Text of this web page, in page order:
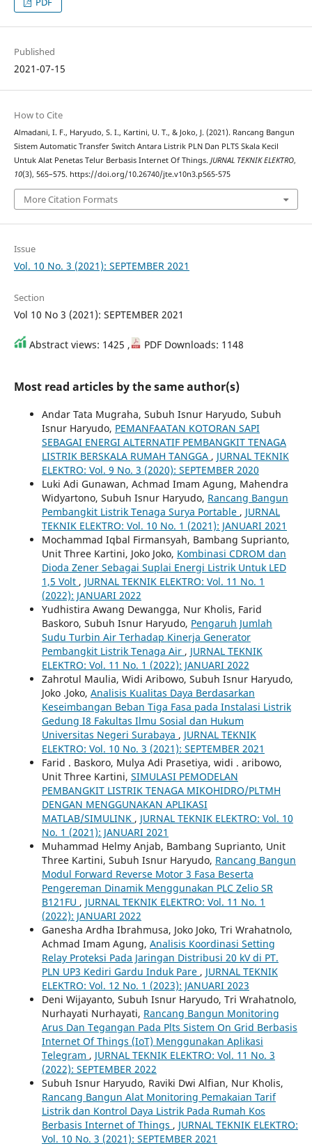
Published
2021-07-15
How to Cite
Almadani, I. F., Haryudo, S. I., Kartini, U. T., & Joko, J. (2021). Rancang Bangun
Sistem Automatic Transfer Switch Antara Listrik PLN Dan PLTS Skala Kecil
Untuk Alat Penetas Telur Berbasis Internet Of Things. JURNAL TEKNIK ELEKTRO,
10(3), 565–575. https://doi.org/10.26740/jte.v10n3.p565-575
More Citation Formats
Issue
Vol. 10 No. 3 (2021): SEPTEMBER 2021
Section
Vol 10 No 3 (2021): SEPTEMBER 2021
Abstract views: 1425 , PDF Downloads: 1148
Most read articles by the same author(s)
Andar Tata Mugraha, Subuh Isnur Haryudo, Subuh
Isnur Haryudo, PEMANFAATAN KOTORAN SAPI
SEBAGAI ENERGI ALTERNATIF PEMBANGKIT TENAGA
LISTRIK BERSKALA RUMAH TANGGA , JURNAL TEKNIK
ELEKTRO: Vol. 9 No. 3 (2020): SEPTEMBER 2020
Luki Adi Gunawan, Achmad Imam Agung, Mahendra
Widyartono, Subuh Isnur Haryudo, Rancang Bangun
Pembangkit Listrik Tenaga Surya Portable , JURNAL
TEKNIK ELEKTRO: Vol. 10 No. 1 (2021): JANUARI 2021
Mochammad Iqbal Firmansyah, Bambang Suprianto,
Unit Three Kartini, Joko Joko, Kombinasi CDROM dan
Dioda Zener Sebagai Suplai Energi Listrik Untuk LED
1,5 Volt , JURNAL TEKNIK ELEKTRO: Vol. 11 No. 1
(2022): JANUARI 2022
Yudhistira Awang Dewangga, Nur Kholis, Farid
Baskoro, Subuh Isnur Haryudo, Pengaruh Jumlah
Sudu Turbin Air Terhadap Kinerja Generator
Pembangkit Listrik Tenaga Air , JURNAL TEKNIK
ELEKTRO: Vol. 11 No. 1 (2022): JANUARI 2022
Zahrotul Maulia, Widi Aribowo, Subuh Isnur Haryudo,
Joko .Joko, Analisis Kualitas Daya Berdasarkan
Keseimbangan Beban Tiga Fasa pada Instalasi Listrik
Gedung I8 Fakultas Ilmu Sosial dan Hukum
Universitas Negeri Surabaya , JURNAL TEKNIK
ELEKTRO: Vol. 10 No. 3 (2021): SEPTEMBER 2021
Farid . Baskoro, Mulya Adi Prasetiya, widi . aribowo,
Unit Three Kartini, SIMULASI PEMODELAN
PEMBANGKIT LISTRIK TENAGA MIKOHIDRO/PLTMH
DENGAN MENGGUNAKAN APLIKASI
MATLAB/SIMULINK , JURNAL TEKNIK ELEKTRO: Vol. 10
No. 1 (2021): JANUARI 2021
Muhammad Helmy Anjab, Bambang Suprianto, Unit
Three Kartini, Subuh Isnur Haryudo, Rancang Bangun
Modul Forward Reverse Motor 3 Fasa Beserta
Pengereman Dinamik Menggunakan PLC Zelio SR
B121FU , JURNAL TEKNIK ELEKTRO: Vol. 11 No. 1
(2022): JANUARI 2022
Ganesha Ardha Ibrahmusa, Joko Joko, Tri Wrahatnolo,
Achmad Imam Agung, Analisis Koordinasi Setting
Relay Proteksi Pada Jaringan Distribusi 20 kV di PT.
PLN UP3 Kediri Gardu Induk Pare , JURNAL TEKNIK
ELEKTRO: Vol. 12 No. 1 (2023): JANUARI 2023
Deni Wijayanto, Subuh Isnur Haryudo, Tri Wrahatnolo,
Nurhayati Nurhayati, Rancang Bangun Monitoring
Arus Dan Tegangan Pada Plts Sistem On Grid Berbasis
Internet Of Things (IoT) Menggunakan Aplikasi
Telegram , JURNAL TEKNIK ELEKTRO: Vol. 11 No. 3
(2022): SEPTEMBER 2022
Subuh Isnur Haryudo, Raviki Dwi Alfian, Nur Kholis,
Rancang Bangun Alat Monitoring Pemakaian Tarif
Listrik dan Kontrol Daya Listrik Pada Rumah Kos
Berbasis Internet of Things , JURNAL TEKNIK ELEKTRO:
Vol. 10 No. 3 (2021): SEPTEMBER 2021